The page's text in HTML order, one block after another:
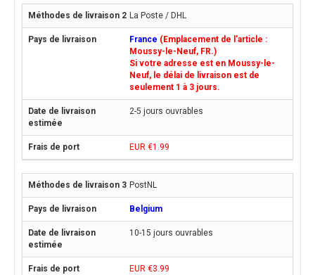
La Poste / DHL
France (Emplacement de l'article :
Moussy-le-Neuf, FR.)
Si votre adresse est en Moussy-le-
Neuf, le délai de livraison est de
seulement 1 à 3 jours.
2-5 jours ouvrables
EUR €1.99
PostNL
Belgium
10-15 jours ouvrables
EUR €3.99